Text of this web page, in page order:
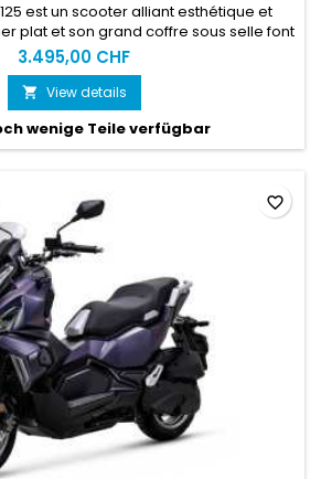
125 est un scooter alliant esthétique et
plat et son grand coffre sous selle font
EN LIGNE = SERVICE
les CONDITIONS D'ACHAT EN
notre site spécialisé : www.motoslive.ch
3.495,00 CHF
 View details
wenige Teile verfügbar
favorite_border